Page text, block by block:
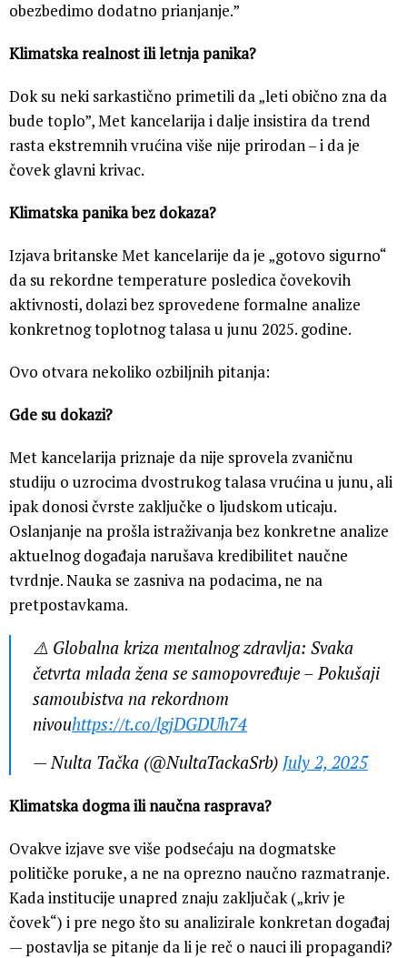
obezbedimo dodatno prianjanje.”
Klimatska realnost ili letnja panika?
Dok su neki sarkastično primetili da „leti obično zna da
bude toplo”, Met kancelarija i dalje insistira da trend
rasta ekstremnih vrućina više nije prirodan – i da je
čovek glavni krivac.
Klimatska panika bez dokaza?
Izjava britanske Met kancelarije da je „gotovo sigurno“
da su rekordne temperature posledica čovekovih
aktivnosti, dolazi bez sprovedene formalne analize
konkretnog toplotnog talasa u junu 2025. godine.
Ovo otvara nekoliko ozbiljnih pitanja:
Gde su dokazi?
Met kancelarija priznaje da nije sprovela zvaničnu
studiju o uzrocima dvostrukog talasa vrućina u junu, ali
ipak donosi čvrste zaključke o ljudskom uticaju.
Oslanjanje na prošla istraživanja bez konkretne analize
aktuelnog događaja narušava kredibilitet naučne
tvrdnje. Nauka se zasniva na podacima, ne na
pretpostavkama.
⚠️ Globalna kriza mentalnog zdravlja: Svaka
četvrta mlada žena se samopovređuje – Pokušaji
samoubistva na rekordnom
nivouhttps://t.co/lgjDGDUh74
— Nulta Tačka (@NultaTackaSrb) July 2, 2025
Klimatska dogma ili naučna rasprava?
Ovakve izjave sve više podsećaju na dogmatske
političke poruke, a ne na oprezno naučno razmatranje.
Kada institucije unapred znaju zaključak („kriv je
čovek“) i pre nego što su analizirale konkretan događaj
— postavlja se pitanje da li je reč o nauci ili propagandi?